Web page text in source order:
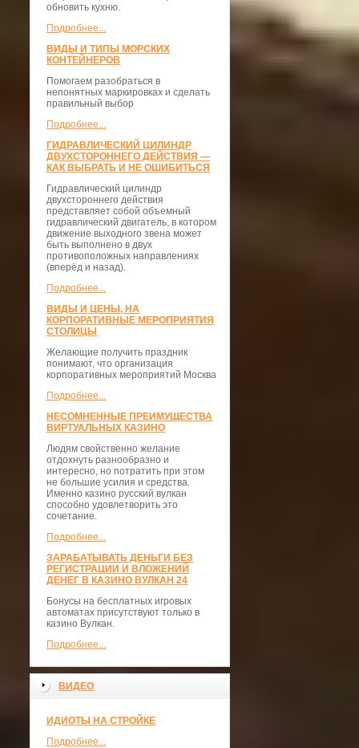
обновить кухню.
Подробнее...
ВИДЫ И ТИПЫ МОРСКИХ
КОНТЕЙНЕРОВ
Помогаем разобраться в
непонятных маркировках и сделать
правильный выбор
Подробнее...
ГИДРАВЛИЧЕСКИЙ ЦИЛИНДР
ДВУХСТОРОННЕГО ДЕЙСТВИЯ —
КАК ВЫБРАТЬ И НЕ ОШИБИТЬСЯ
Гидравлический цилиндр
двухстороннего действия
представляет собой объемный
гидравлический двигатель, в котором
движение выходного звена может
быть выполнено в двух
противоположных направлениях
(вперёд и назад).
Подробнее...
ВИДЫ И ЦЕНЫ, НА
КОРПОРАТИВНЫЕ МЕРОПРИЯТИЯ
СТОЛИЦЫ
Желающие получить праздник
понимают, что организация
корпоративных мероприятий Москва
Подробнее...
НЕСОМНЕННЫЕ ПРЕИМУЩЕСТВА
ВИРТУАЛЬНЫХ КАЗИНО
Людям свойственно желание
отдохнуть разнообразно и
интересно, но потратить при этом
не большие усилия и средства.
Именно казино русский вулкан
способно удовлетворить это
сочетание.
Подробнее...
ЗАРАБАТЫВАТЬ ДЕНЬГИ БЕЗ
РЕГИСТРАЦИИ И ВЛОЖЕНИЙ
ДЕНЕГ В КАЗИНО ВУЛКАН 24
Бонусы на бесплатных игровых
автоматах присутствуют только в
казино Вулкан.
Подробнее...
ВИДЕО
ИДИОТЫ НА СТРОЙКЕ
Подробнее...